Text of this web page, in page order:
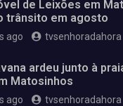
de Leixões em
trânsito em agosto
ago tvsenhoradahora
ardeu junto à
Matosinhos
ago tvsenhoradahora